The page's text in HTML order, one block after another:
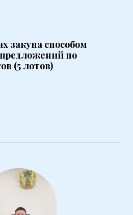
закупа способом
по
(5 лотов)